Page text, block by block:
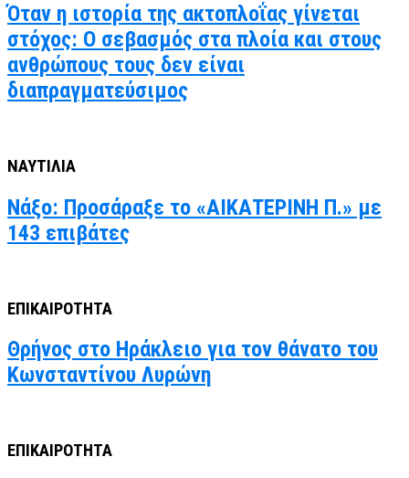
Όταν η ιστορία της ακτοπλοΐας γίνεται
στόχος: Ο σεβασμός στα πλοία και στους
ανθρώπους τους δεν είναι
διαπραγματεύσιμος
ΝΑΥΤΙΛΙΑ
Νάξο: Προσάραξε το «ΑΙΚΑΤΕΡΙΝΗ Π.» με
143 επιβάτες
ΕΠΙΚΑΙΡΟΤΗΤΑ
Θρήνος στο Ηράκλειο για τον θάνατο του
Κωνσταντίνου Λυρώνη
ΕΠΙΚΑΙΡΟΤΗΤΑ